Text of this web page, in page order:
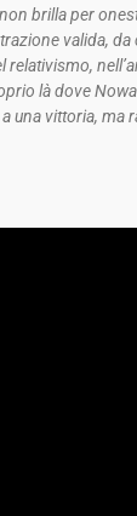
brilla per
valida,
là dove
una vittoria, ma